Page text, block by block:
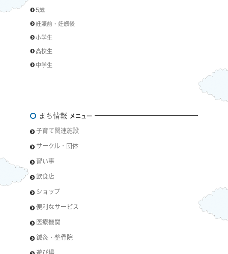
5歳
妊娠前・妊娠後
小学生
高校生
中学生
まち情報 メニュー
子育て関連施設
サークル・団体
習い事
飲食店
ショップ
便利なサービス
医療機関
鍼灸・整骨院
遊び場